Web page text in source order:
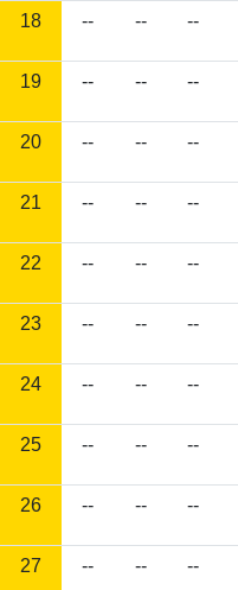
18 -- -- --
19 -- -- --
20 -- -- --
21 -- -- --
22 -- -- --
23 -- -- --
24 -- -- --
25 -- -- --
26 -- -- --
27 -- -- --